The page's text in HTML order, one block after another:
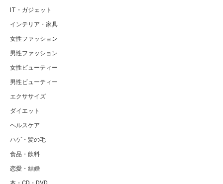
IT・ガジェット
インテリア・家具
女性ファッション
男性ファッション
女性ビューティー
男性ビューティー
エクササイズ
ダイエット
ヘルスケア
ハゲ・髪の毛
食品・飲料
恋愛・結婚